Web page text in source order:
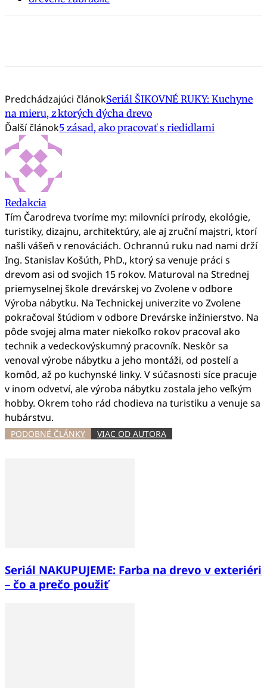
Predchádzajúci článokSeriál ŠIKOVNÉ RUKY: Kuchyne
na mieru, z ktorých dýcha drevo
Ďalší článok5 zásad, ako pracovať s riedidlami
Redakcia
Tím Čarodreva tvoríme my: milovníci prírody, ekológie,
turistiky, dizajnu, architektúry, ale aj zruční majstri, ktorí
našli vášeň v renováciách. Ochrannú ruku nad nami drží
Ing. Stanislav Košúth, PhD., ktorý sa venuje práci s
drevom asi od svojich 15 rokov. Maturoval na Strednej
priemyselnej škole drevárskej vo Zvolene v odbore
Výroba nábytku. Na Technickej univerzite vo Zvolene
pokračoval štúdiom v odbore Drevárske inžinierstvo. Na
pôde svojej alma mater niekoľko rokov pracoval ako
technik a vedeckovýskumný pracovník. Neskôr sa
venoval výrobe nábytku a jeho montáži, od postelí a
komôd, až po kuchynské linky. V súčasnosti síce pracuje
v inom odvetví, ale výroba nábytku zostala jeho veľkým
hobby. Okrem toho rád chodieva na turistiku a venuje sa
hubárstvu.
PODOBNÉ ČLÁNKY VIAC OD AUTORA
Seriál NAKUPUJEME: Farba na drevo v exteriéri
– čo a prečo použiť